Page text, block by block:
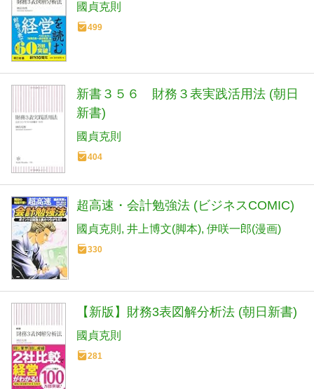
國貞克則
499
新書３５６ 財務３表実践活用法 (朝日
新書)
國貞克則
404
超高速・会計勉強法 (ビジネスCOMIC)
國貞克則 井上博文(脚本) 伊咲一郎(漫画)
330
【新版】財務3表図解分析法 (朝日新書)
國貞克則
281